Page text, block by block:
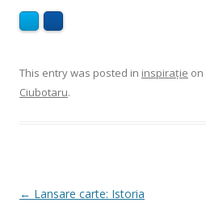
This entry was posted in inspirație on
Ciubotaru.
Post
← Lansare carte: Istoria